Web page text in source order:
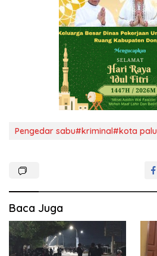
Pengedar sabu#kriminal#kota palu
Baca Juga